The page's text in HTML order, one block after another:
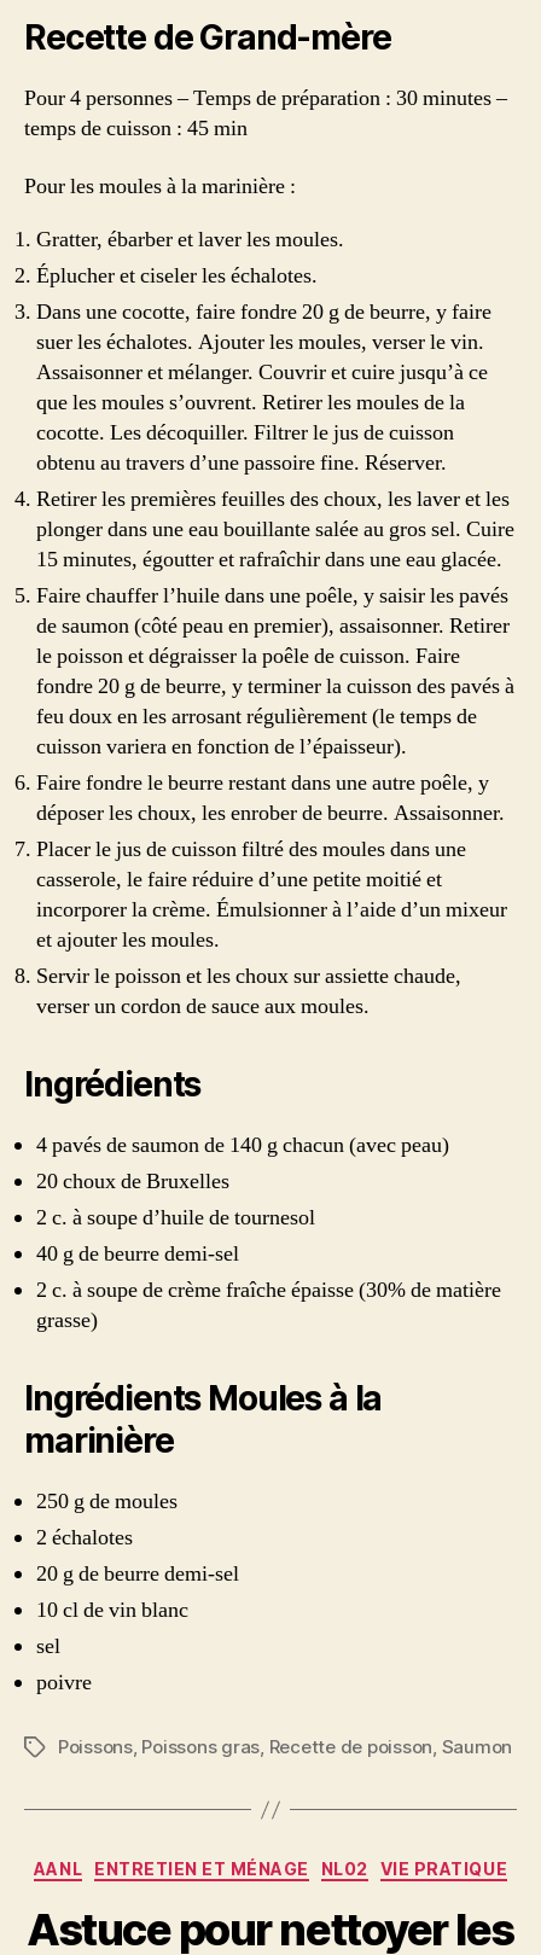
Recette de Grand-mère
Pour 4 personnes – Temps de préparation : 30 minutes –
temps de cuisson : 45 min
Pour les moules à la marinière :
Gratter, ébarber et laver les moules.
Éplucher et ciseler les échalotes.
Dans une cocotte, faire fondre 20 g de beurre, y faire
suer les échalotes. Ajouter les moules, verser le vin.
Assaisonner et mélanger. Couvrir et cuire jusqu’à ce
que les moules s’ouvrent. Retirer les moules de la
cocotte. Les décoquiller. Filtrer le jus de cuisson
obtenu au travers d’une passoire fine. Réserver.
Retirer les premières feuilles des choux, les laver et les
plonger dans une eau bouillante salée au gros sel. Cuire
15 minutes, égoutter et rafraîchir dans une eau glacée.
Faire chauffer l’huile dans une poêle, y saisir les pavés
de saumon (côté peau en premier), assaisonner. Retirer
le poisson et dégraisser la poêle de cuisson. Faire
fondre 20 g de beurre, y terminer la cuisson des pavés à
feu doux en les arrosant régulièrement (le temps de
cuisson variera en fonction de l’épaisseur).
Faire fondre le beurre restant dans une autre poêle, y
déposer les choux, les enrober de beurre. Assaisonner.
Placer le jus de cuisson filtré des moules dans une
casserole, le faire réduire d’une petite moitié et
incorporer la crème. Émulsionner à l’aide d’un mixeur
et ajouter les moules.
Servir le poisson et les choux sur assiette chaude,
verser un cordon de sauce aux moules.
Ingrédients
4 pavés de saumon de 140 g chacun (avec peau)
20 choux de Bruxelles
2 c. à soupe d’huile de tournesol
40 g de beurre demi-sel
2 c. à soupe de crème fraîche épaisse (30% de matière
grasse)
Ingrédients Moules à la
marinière
250 g de moules
2 échalotes
20 g de beurre demi-sel
10 cl de vin blanc
sel
poivre
Étiquettes
Poissons, Poissons gras, Recette de poisson, Saumon
Catégories
AANL ENTRETIEN ET MÉNAGE NL02 VIE PRATIQUE
Astuce pour nettoyer les